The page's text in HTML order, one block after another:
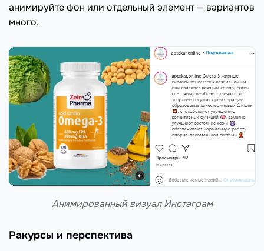
анимируйте фон или отдельный элемент — вариантов
много.
Анимированный визуал Инстаграм
Ракурсы и перспектива